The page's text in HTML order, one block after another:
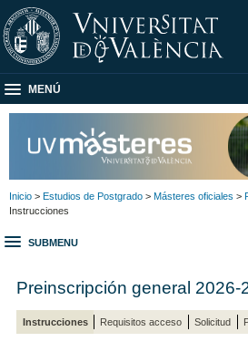
MENÚ
Inicio > Estudios de Postgrado > Másteres oficiales >
Instrucciones
SUBMENU
Preinscripción general 2026-
Instrucciones Requisitos acceso Solicitud